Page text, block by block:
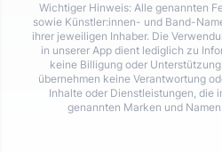
Wichtiger Hinweis: Alle genannten
sowie Künstler:innen- und Band-
ihrer jeweiligen Inhaber. Die
in unserer App dient lediglich zu
keine Billigung oder
übernehmen keine Verantwortung
Inhalte oder Dienstleistungen, die
genannten Marken und